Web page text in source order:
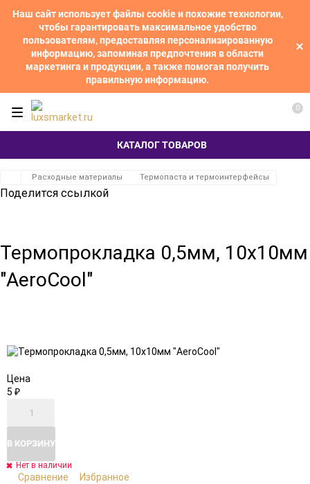
Наш сайт использует файлы cookie и похожие технологии,
чтобы гарантировать максимальное удобство
пользователям, предоставляя персонализированную
информацию, запоминая предпочтения в области
маркетинга и продукции, а также помогая получить
правильную информацию.
КАТАЛОГ ТОВАРОВ
0
Расходные материалы Термопаста и термоинтерфейсы
Поделится ссылкой
Термопрокладка 0,5мм, 10х10мм
"AeroCool"
в
к
Цена
5 ₽
В КОРЗИНУ
Нет в наличии
Сравнение
Избранное